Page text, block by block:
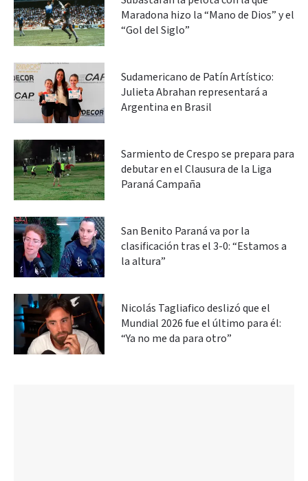
Maradona hizo la “Mano de Dios” y el
“Gol del Siglo”
Sudamericano de Patín Artístico:
Julieta Abrahan representará a
Argentina en Brasil
Sarmiento de Crespo se prepara para
debutar en el Clausura de la Liga
Paraná Campaña
San Benito Paraná va por la
clasificación tras el 3-0: “Estamos a
la altura”
Nicolás Tagliafico deslizó que el
Mundial 2026 fue el último para él:
“Ya no me da para otro”